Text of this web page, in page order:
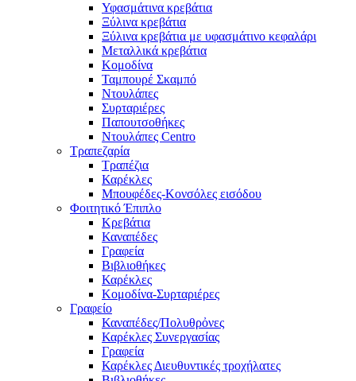
Υφασμάτινα κρεβάτια
Ξύλινα κρεβάτια
Ξύλινα κρεβάτια με υφασμάτινο κεφαλάρι
Mεταλλικά κρεβάτια
Κομοδίνα
Ταμπουρέ Σκαμπό
Ντουλάπες
Συρταριέρες
Παπουτσοθήκες
Ντουλάπες Centro
Τραπεζαρία
Τραπέζια
Καρέκλες
Μπουφέδες-Κονσόλες εισόδου
Φοιτητικό Έπιπλο
Κρεβάτια
Καναπέδες
Γραφεία
Βιβλιοθήκες
Καρέκλες
Κομοδίνα-Συρταριέρες
Γραφείο
Καναπέδες/Πολυθρὀνες
Καρέκλες Συνεργασίας
Γραφεία
Καρέκλες Διευθυντικές τροχήλατες